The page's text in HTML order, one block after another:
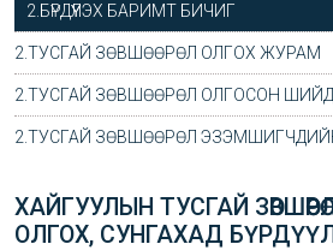
2.БҮРДҮҮЛЭХ БАРИМТ БИЧИГ
2.ТУСГАЙ ЗӨВШӨӨРӨЛ ОЛГОХ ЖУРАМ
2.ТУСГАЙ ЗӨВШӨӨРӨЛ ОЛГОСОН
2.ТУСГАЙ ЗӨВШӨӨРӨЛ
ХАЙГУУЛЫН ТУСГАЙ
ОЛГОХ, СУНГАХАД